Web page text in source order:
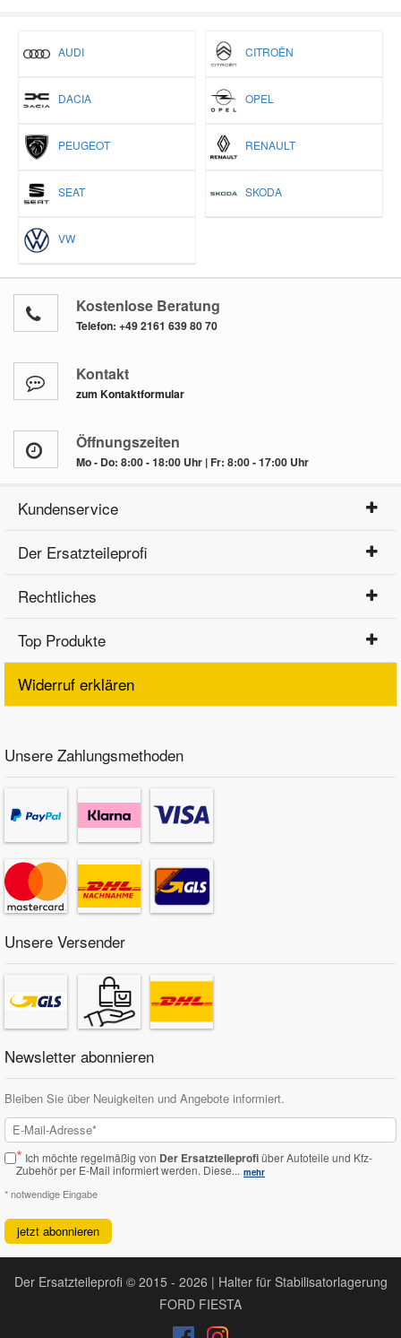
AUDI CITROËN
DACIA OPEL
PEUGEOT RENAULT
SEAT SKODA
VW
Kostenlose Beratung
Telefon: +49 2161 639 80 70
Kontakt
zum Kontaktformular
Öffnungszeiten
Mo - Do: 8:00 - 18:00 Uhr | Fr: 8:00 - 17:00 Uhr
Kundenservice
Der Ersatzteileprofi
Rechtliches
Top Produkte
Widerruf erklären
Unsere Zahlungsmethoden
Unsere Versender
Newsletter abonnieren
Bleiben Sie über Neuigkeiten und Angebote informiert.
* Ich möchte regelmäßig von Der Ersatzteileprofiüber Autoteile und Kfz-
Zubehör per E-Mail informiert werden. Diese... mehr
* notwendige Eingabe
jetzt abonnieren
Der Ersatzteileprofi © 2015 - 2026 | Halter für Stabilisatorlagerung
FORD FIESTA